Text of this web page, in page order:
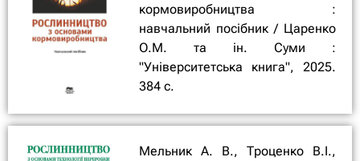
кормовиробництва :
навчальний посібник / Царенко
О.М. та ін. Суми :
"Університетська книга", 2025.
384 с.
Мельник А. В., Троценко В.І.,